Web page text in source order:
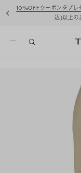
10%OFFクーポンをプレ
込)以上の